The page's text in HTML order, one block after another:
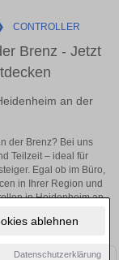
ablehnen
Datenschutzerklärung
CONTROLLER
Brenz - Jetzt
an der
der Brenz? Bei uns
Teilzeit – ideal für
Egal ob im Büro,
in Ihrer Region und
in Heidenheim an